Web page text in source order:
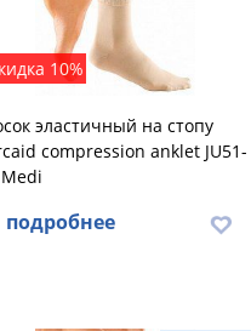
10%
эластичный на стопу
compression anklet JU51-
подробнее